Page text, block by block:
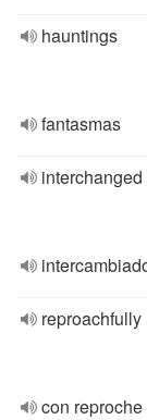
hauntings
fantasmas
interchanged
reproachfully
con reproche